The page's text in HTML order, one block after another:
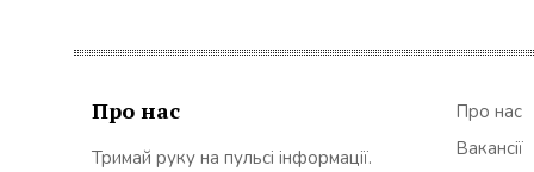
Про нас
Тримай руку на пульсі інформації.
Про нас
Вакансії